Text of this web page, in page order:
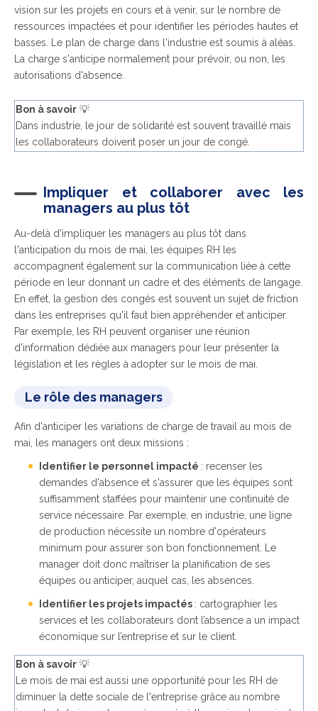
vision sur les projets en cours et à venir, sur le nombre de
ressources impactées et pour identifier les périodes hautes et
basses. Le plan de charge dans l'industrie est soumis à aléas.
La charge s'anticipe normalement pour prévoir, ou non, les
autorisations d'absence.
Bon à savoir 💡
Dans industrie, le jour de solidarité est souvent travaillé mais
les collaborateurs doivent poser un jour de congé.
Impliquer et collaborer avec les
managers au plus tôt
Au-delà d'impliquer les managers au plus tôt dans
l'anticipation du mois de mai, les équipes RH les
accompagnent également sur la communication liée à cette
période en leur donnant un cadre et des éléments de langage.
En effet, la gestion des congés est souvent un sujet de friction
dans les entreprises qu'il faut bien appréhender et anticiper.
Par exemple, les RH peuvent organiser une réunion
d'information dédiée aux managers pour leur présenter la
législation et les règles à adopter sur le mois de mai.
Le rôle des managers
Afin d'anticiper les variations de charge de travail au mois de
mai, les managers ont deux missions :
Identifier le personnel impacté : recenser les
demandes d'absence et s'assurer que les équipes sont
suffisamment staffées pour maintenir une continuité de
service nécessaire. Par exemple, en industrie, une ligne
de production nécessite un nombre d'opérateurs
minimum pour assurer son bon fonctionnement. Le
manager doit donc maîtriser la planification de ses
équipes ou anticiper, auquel cas, les absences.
Identifier les projets impactés : cartographier les
services et les collaborateurs dont l’absence a un impact
économique sur l’entreprise et sur le client.
Bon à savoir 💡
Le mois de mai est aussi une opportunité pour les RH de
diminuer la dette sociale de l'entreprise grâce au nombre